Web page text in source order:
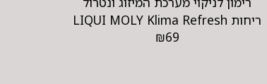
ריחות LIQUI MOLY Klima Refresh
₪69